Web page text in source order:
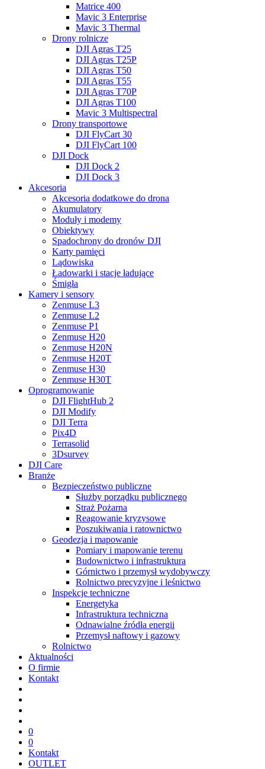
Matrice 400
Mavic 3 Enterprise
Mavic 3 Thermal
Drony rolnicze
DJI Agras T25
DJI Agras T25P
DJI Agras T50
DJI Agras T55
DJI Agras T70P
DJI Agras T100
Mavic 3 Multispectral
Drony transportowe
DJI FlyCart 30
DJI FlyCart 100
DJI Dock
DJI Dock 2
DJI Dock 3
Akcesoria
Akcesoria dodatkowe do drona
Akumulatory
Moduły i modemy
Obiektywy
Spadochrony do dronów DJI
Karty pamięci
Lądowiska
Ładowarki i stacje ładujące
Śmigła
Kamery i sensory
Zenmuse L3
Zenmuse L2
Zenmuse P1
Zenmuse H20
Zenmuse H20N
Zenmuse H20T
Zenmuse H30
Zenmuse H30T
Oprogramowanie
DJI FlightHub 2
DJI Modify
DJI Terra
Pix4D
Terrasolid
3Dsurvey
DJI Care
Branże
Bezpieczeństwo publiczne
Służby porządku publicznego
Straż Pożarna
Reagowanie kryzysowe
Poszukiwania i ratownictwo
Geodezja i mapowanie
Pomiary i mapowanie terenu
Budownictwo i infrastruktura
Górnictwo i przemysł wydobywczy
Rolnictwo precyzyjne i leśnictwo
Inspekcje techniczne
Energetyka
Infrastruktura techniczna
Odnawialne źródła energii
Przemysł naftowy i gazowy
Rolnictwo
Aktualności
O firmie
Kontakt
0
0
Kontakt
OUTLET